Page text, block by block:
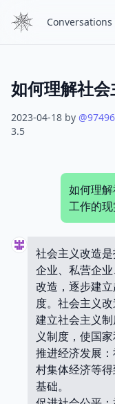
Conversations
2023-04-18 by @
3.5
如何理
工作的现
社会主义改造
企业、私营企
改造，逐步建
度。社会主义
建立社会主义
义制度，使国
推进经济发展
村集体经济等
基础。